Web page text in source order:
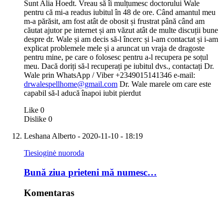
Sunt Alia Hoedt. Vreau să îi mulțumesc doctorului Wale
pentru că mi-a readus iubitul în 48 de ore. Când amantul meu
m-a părăsit, am fost atât de obosit și frustrat până când am
căutat ajutor pe internet și am văzut atât de multe discuții bune
despre dr. Wale și am decis să-l încerc și l-am contactat și i-am
explicat problemele mele și a aruncat un vraja de dragoste
pentru mine, pe care o folosesc pentru a-l recupera pe soțul
meu. Dacă doriți să-l recuperați pe iubitul dvs., contactați Dr.
Wale prin WhatsApp / Viber +2349015141346 e-mail:
drwalespellhome@gmail.com Dr. Wale marele om care este
capabil să-l aducă înapoi iubit pierdut
Like 0
Dislike 0
Leshana Alberto - 2020-11-10 - 18:19
Tiesioginė nuoroda
Bună ziua prieteni mă numesc…
Komentaras